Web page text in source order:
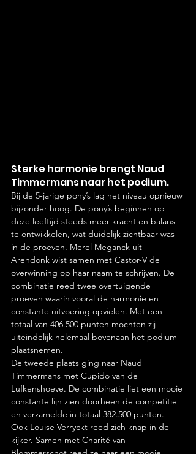
Sterke harmonie brengt Naud
Timmermans naar het podium.
Bij de 5-jarige pony’s lag het niveau opnieuw
bijzonder hoog. De pony’s beginnen op
deze leeftijd steeds meer kracht en balans
te ontwikkelen, wat duidelijk zichtbaar was
in de proeven. Merel Meganck uit
Arendonk wist samen met Castor-V de
overwinning op haar naam te schrijven. De
combinatie reed twee overtuigende
proeven waarin vooral de harmonie en
constante uitvoering opvielen. Met een
totaal van 406.500 punten mochten zij
uiteindelijk helemaal bovenaan het podium
plaatsnemen.
De tweede plaats ging naar Naud
Timmermans met Cupido van de
Lufkenshoeve. De combinatie liet een mooie
constante lijn zien doorheen de competitie
en verzamelde in totaal 382.500 punten.
Ook Louise Verryckt reed zich knap in de
kijker. Samen met Charité van